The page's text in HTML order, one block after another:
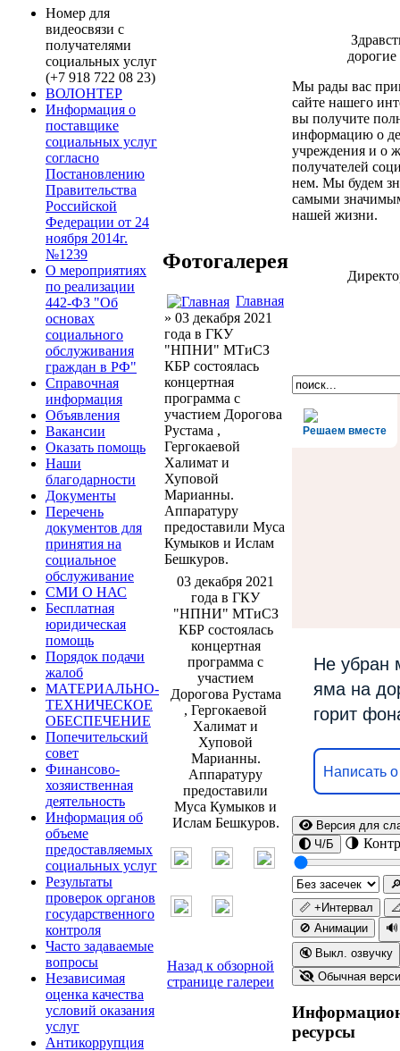
Номер для
видеосвязи с
получателями
социальных услуг
(+7 918 722 08 23)
ВОЛОНТЕР
Информация о
поставщике
социальных услуг
согласно
Постановлению
Правительства
Российской
Федерации от 24
ноября 2014г.
№1239
О мероприятиях
по реализации
442-ФЗ "Об
основах
социального
обслуживания
граждан в РФ"
Справочная
информация
Объявления
Вакансии
Оказать помощь
Наши
благодарности
Документы
Перечень
документов для
принятия на
социальное
обслуживание
СМИ О НАС
Бесплатная
юридическая
помощь
Порядок подачи
жалоб
МАТЕРИАЛЬНО-
ТЕХНИЧЕСКОЕ
ОБЕСПЕЧЕНИЕ
Попечительский
совет
Финансово-
хозяиственная
деятельность
Информация об
объеме
предоставляемых
социальных услуг
Результаты
проверок органов
государственного
контроля
Часто задаваемые
вопросы
Независимая
оценка качества
условий оказания
услуг
Антикоррупция
Фотогалерея
Главная
» 03 декабря 2021
года в ГКУ
"НПНИ" МТиСЗ
КБР состоялась
концертная
программа с
участием Дорогова
Рустама ,
Гергокаевой
Халимат и
Хуповой
Марианны.
Аппаратуру
предоставили Муса
Кумыков и Ислам
Бешкуров.
03 декабря 2021
года в ГКУ
"НПНИ" МТиСЗ
КБР состоялась
концертная
программа с
участием
Дорогова Рустама
, Гергокаевой
Халимат и
Хуповой
Марианны.
Аппаратуру
предоставили
Муса Кумыков и
Ислам Бешкуров.
Назад к обзорной
странице галереи
дорогие
Мы рады вас
сайте нашего
вы получите
информацию о
учреждения и о
получателей
нем. Мы будем
самыми
нашей жизни.
Решаем вместе
Не убран
яма на
горит
Написать
Версия для
Ч/Б
🌗
📏 +Интервал
🚫 Анимации
🔇 Выкл. озвучку
Обычная
ресурсы